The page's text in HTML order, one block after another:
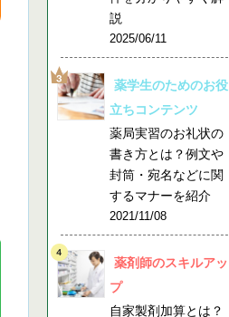
説
2025/06/11
薬学生のためのお役
立ちコンテンツ
薬局実習のお礼状の
書き方とは？例文や
封筒・宛名などに関
するマナーを紹介
2021/11/08
薬剤師のスキルアッ
プ
自家製剤加算とは？